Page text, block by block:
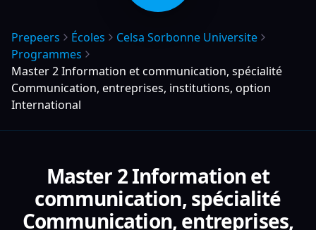
Prepeers Écoles
Celsa Sorbonne Universite
Programmes
Master 2 Information et communication, spécialité
Communication, entreprises, institutions, option
International
Master 2 Information et
communication, spécialité
Communication, entreprises,